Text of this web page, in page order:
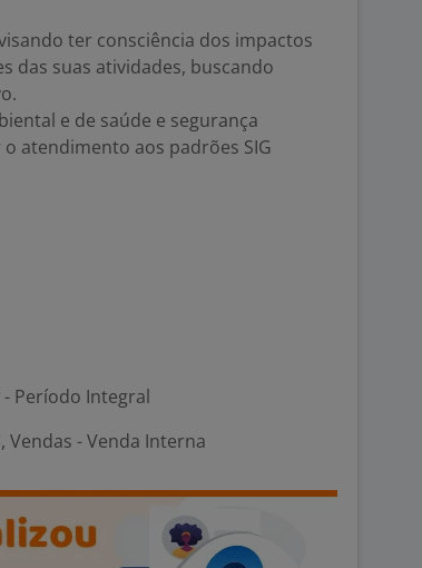
ter consciência dos impactos
das suas atividades, buscando
e de saúde e segurança
atendimento aos padrões SIG
- Período Integral
Vendas - Venda Interna